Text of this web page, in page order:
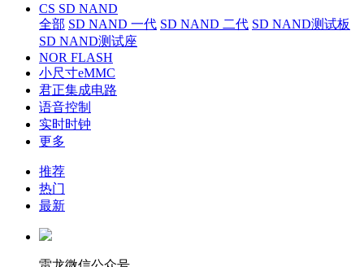
CS SD NAND
全部 SD NAND 一代 SD NAND 二代 SD NAND测试板
SD NAND测试座
NOR FLASH
小尺寸eMMC
君正集成电路
语音控制
实时时钟
更多
推荐
热门
最新